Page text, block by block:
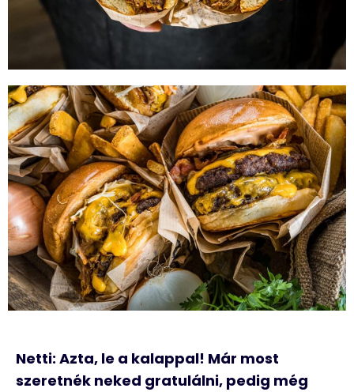
Netti: Azta, le a kalappal! Már most
szeretnék neked gratulálni, pedig még